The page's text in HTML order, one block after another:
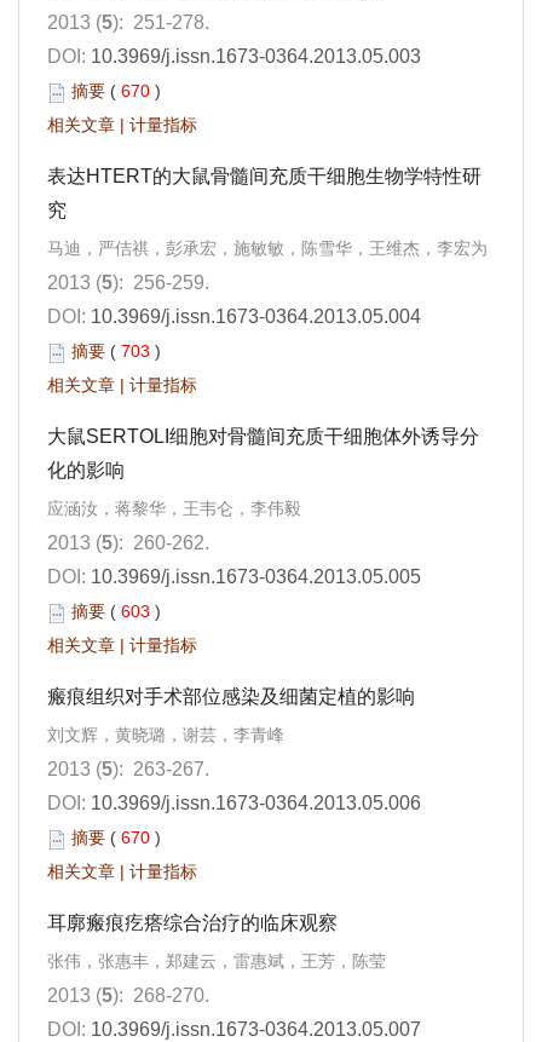
2013 (5): 251-278.
DOI: 10.3969/j.issn.1673-0364.2013.05.003
摘要 ( 670 )
相关文章 | 计量指标
表达HTERT的大鼠骨髓间充质干细胞生物学特性研
究
马迪，严佶祺，彭承宏，施敏敏，陈雪华，王维杰，李宏为
2013 (5): 256-259.
DOI: 10.3969/j.issn.1673-0364.2013.05.004
摘要 ( 703 )
相关文章 | 计量指标
大鼠SERTOLI细胞对骨髓间充质干细胞体外诱导分
化的影响
应涵汝，蒋黎华，王韦仑，李伟毅
2013 (5): 260-262.
DOI: 10.3969/j.issn.1673-0364.2013.05.005
摘要 ( 603 )
相关文章 | 计量指标
瘢痕组织对手术部位感染及细菌定植的影响
刘文辉，黄晓璐，谢芸，李青峰
2013 (5): 263-267.
DOI: 10.3969/j.issn.1673-0364.2013.05.006
摘要 ( 670 )
相关文章 | 计量指标
耳廓瘢痕疙瘩综合治疗的临床观察
张伟，张惠丰，郑建云，雷惠斌，王芳，陈莹
2013 (5): 268-270.
DOI: 10.3969/j.issn.1673-0364.2013.05.007